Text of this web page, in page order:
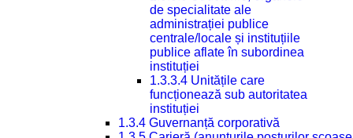
de specialitate ale
administrației publice
centrale/locale și instituțiile
publice aflate în subordinea
instituției
1.3.3.4 Unitățile care
funcționează sub autoritatea
instituției
1.3.4 Guvernanță corporativă